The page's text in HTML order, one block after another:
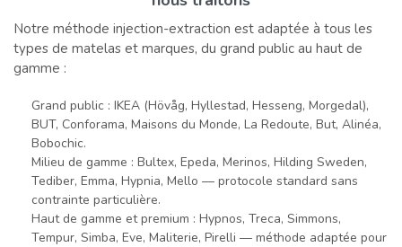
Notre méthode injection-extraction est adaptée à tous les
types de matelas et marques, du grand public au haut de
gamme :
Grand public : IKEA (Hövåg, Hyllestad, Hesseng, Morgedal),
BUT, Conforama, Maisons du Monde, La Redoute, But, Alinéa,
Bobochic.
Milieu de gamme : Bultex, Epeda, Merinos, Hilding Sweden,
Tediber, Emma, Hypnia, Mello — protocole standard sans
contrainte particulière.
Haut de gamme et premium : Hypnos, Treca, Simmons,
Tempur, Simba, Eve, Maliterie, Pirelli — méthode adaptée pour